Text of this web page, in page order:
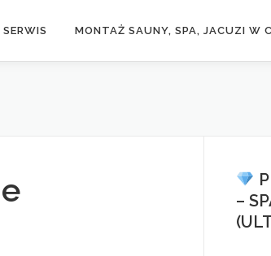
SERWIS MONTAŻ SAUNY, SPA, JACUZI W
–